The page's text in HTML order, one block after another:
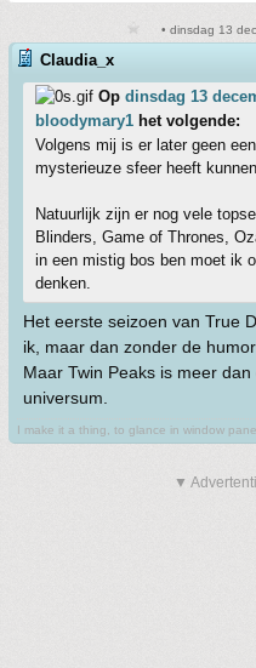
• dinsdag 13
Claudia_x
Op dinsdag 13
bloodymary1 het volgende:
Volgens mij is er later geen
mysterieuze sfeer heeft
Natuurlijk zijn er nog vele
Blinders, Game of Thrones,
in een mistig bos ben moet ik
denken.
Het eerste seizoen van True
ik, maar dan zonder de
Maar Twin Peaks is meer
universum.
I make it a thing, to glance in window
▼